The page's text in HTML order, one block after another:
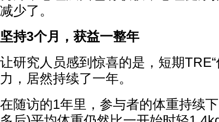
减少了。
坚持3个月，获益一整年
让研究人员感到惊喜的是，短期
力，居然持续了一年。
在随访的1年里，参与者的体重持续